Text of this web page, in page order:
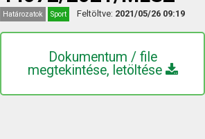
Határozatok Sport Feltöltve: 2021/05/26 09:19
Dokumentum / file
megtekintése, letöltése